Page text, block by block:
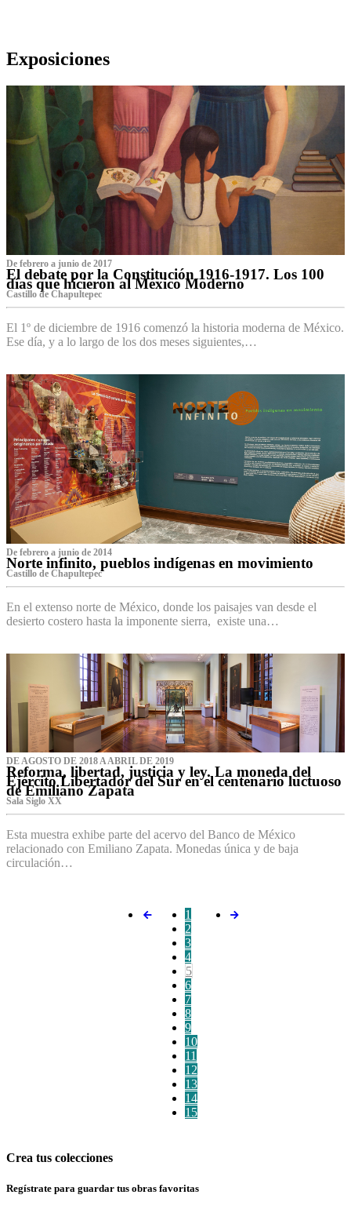
Exposiciones
De febrero a junio de 2017
El debate por la Constitución 1916-1917. Los 100
días que hicieron al México Moderno
Castillo de Chapultepec
El 1º de diciembre de 1916 comenzó la historia moderna de México.
Ese día, y a lo largo de los dos meses siguientes,…
De febrero a junio de 2014
Norte infinito, pueblos indígenas en movimiento
Castillo de Chapultepec
En el extenso norte de México, donde los paisajes van desde el
desierto costero hasta la imponente sierra, existe una…
DE AGOSTO DE 2018 A ABRIL DE 2019
Reforma, libertad, justicia y ley. La moneda del
Ejército Libertador del Sur en el centenario luctuoso
de Emiliano Zapata
Sala Siglo XX
Esta muestra exhibe parte del acervo del Banco de México
relacionado con Emiliano Zapata. Monedas única y de baja
circulación…
1
2
3
4
5
6
7
8
9
10
11
12
13
14
15
Crea tus colecciones
Regístrate para guardar tus obras favoritas